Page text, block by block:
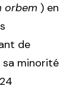
orbem ) en
de
minorité